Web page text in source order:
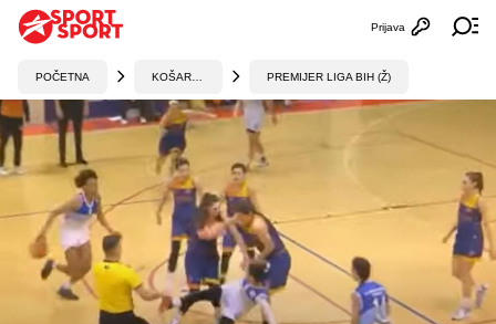
Otvori
Prijava
POČETNA PREMIJER LIGA BIH (Ž)